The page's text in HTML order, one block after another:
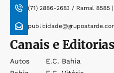
(71) 2886-2683 / Ramal 8585
Canais e Editorias
Autos
E.c. Bahia